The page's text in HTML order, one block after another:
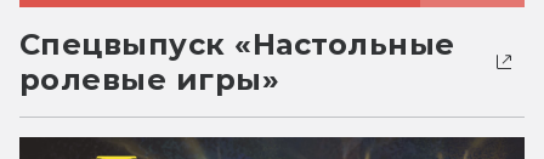
Спецвыпуск «Настольные
ролевые игры»